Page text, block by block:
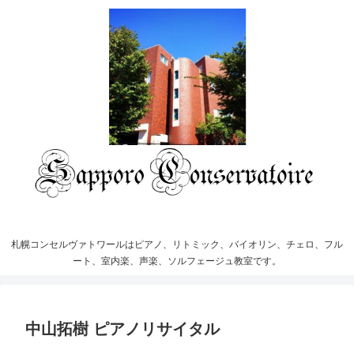
札幌コンセルヴァトワールはピアノ、リトミック、バイオリン、チェロ、フル
ート、室内楽、声楽、ソルフェージュ教室です。
中山拓樹 ピアノリサイタル